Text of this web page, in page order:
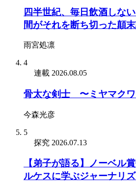
四半世紀、毎日飲酒しな
間がそれを断ち切った顛
雨宮処凛
4
連載 2026.08.05
骨太な剣士 〜ミヤマクワ
今森光彦
5
探究 2026.07.13
【弟子が語る】ノーベル
ルケスに学ぶジャーナリ